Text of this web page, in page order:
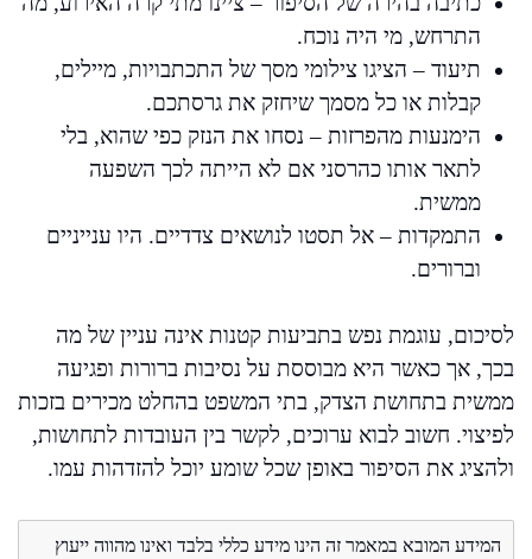
התרחש, מי היה נוכח.
תיעוד – הציגו צילומי מסך של התכתבויות, מיילים,
קבלות או כל מסמך שיחזק את גרסתכם.
הימנעות מהפרזות – נסחו את הנזק כפי שהוא, בלי
לתאר אותו כהרסני אם לא הייתה לכך השפעה
ממשית.
התמקדות – אל תסטו לנושאים צדדיים. היו ענייניים
וברורים.
לסיכום, עוגמת נפש בתביעות קטנות אינה עניין של מה
בכך, אך כאשר היא מבוססת על נסיבות ברורות ופגיעה
ממשית בתחושת הצדק, בתי המשפט בהחלט מכירים בזכות
לפיצוי. חשוב לבוא ערוכים, לקשר בין העובדות לתחושות,
ולהציג את הסיפור באופן שכל שומע יוכל להזדהות עמו.
המידע המובא במאמר זה הינו מידע כללי בלבד ואינו מהווה ייעוץ